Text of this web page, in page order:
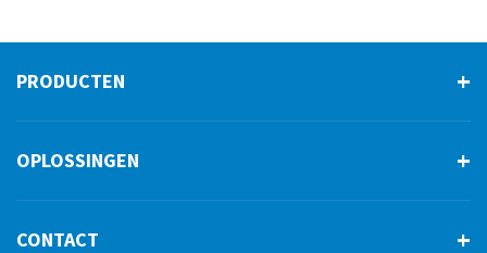
PRODUCTEN
OPLOSSINGEN
CONTACT